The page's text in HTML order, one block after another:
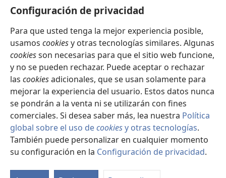
Configuración de privacidad
Para que usted tenga la mejor experiencia posible,
usamos cookiesy otras tecnologías similares. Algunas
cookiesson necesarias para que el sitio web funcione,
y no se pueden rechazar. Puede aceptar o rechazar
las cookiesadicionales, que se usan solamente para
mejorar la experiencia del usuario. Estos datos nunca
se pondrán a la venta ni se utilizarán con fines
comerciales. Si desea saber más, lea nuestra Política
global sobre el uso decookiesy otras tecnologías.
También puede personalizar en cualquier momento
su configuración en la Configuración de privacidad.
nueva BIBLIOTECA EN LÍNEA Watchtower™
una
nueva
ventana)
JW Hub
(abre
una
nueva
ventana)
JW Library
Watchtower Library
Copyright© 2026 Watch Tower Bible and Tract Society of Pennsylvania.
CONDICIONES DE USO| POLÍTICA DE PRIVACIDAD
|
CONFIGURACIÓN DE PRIVACIDAD